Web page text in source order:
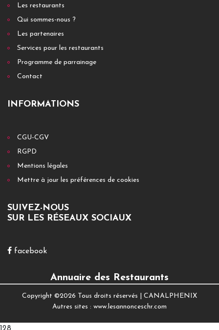
Les restaurants
Qui sommes-nous ?
Les partenaires
Services pour les restaurants
Programme de parrainage
Contact
INFORMATIONS
CGU-CGV
RGPD
Mentions légales
Mettre à jour les préférences de cookies
SUIVEZ-NOUS
SUR LES RÉSEAUX SOCIAUX
facebook
Annuaire des Restaurants
Copyright ©2026 Tous droits réservés | CANALPHENIX
Autres sites : www.lesannonceschr.com
128